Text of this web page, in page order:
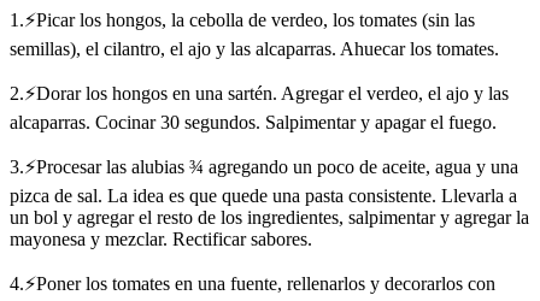
1.⚡Picar los hongos, la cebolla de verdeo, los tomates (sin las
semillas), el cilantro, el ajo y las alcaparras. Ahuecar los tomates.
2.⚡Dorar los hongos en una sartén. Agregar el verdeo, el ajo y las
alcaparras. Cocinar 30 segundos. Salpimentar y apagar el fuego.
3.⚡Procesar las alubias ¾ agregando un poco de aceite, agua y una
pizca de sal. La idea es que quede una pasta consistente. Llevarla a
un bol y agregar el resto de los ingredientes, salpimentar y agregar la
mayonesa y mezclar. Rectificar sabores.
4.⚡Poner los tomates en una fuente, rellenarlos y decorarlos con